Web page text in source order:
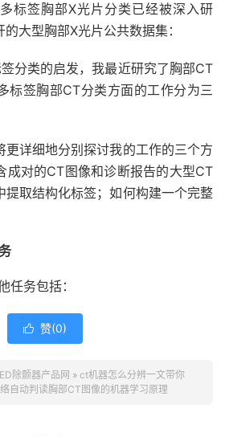
标签胸部X光片分类已经被深入研
大型胸部X光片公共数据集：
分类的启发，我最近研究了胸部CT
标签胸部CT分类方面的工作分为三
更详细地分别探讨我的工作的三个方
成对的CT图像和诊断报告的大型CT
提取结构化标签；如何构建一个完整
任务包括：
 赞(0)
除颤器产品网 » ct机器怎么分辨一文带你
自动判读胸部CT图像的机器学习原理